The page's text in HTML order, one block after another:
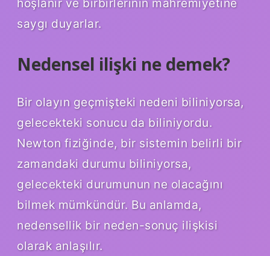
saygı duyarlar.
Nedensel ilişki ne demek?
Bir olayın geçmişteki nedeni biliniyorsa,
gelecekteki sonucu da biliniyordu.
Newton fiziğinde, bir sistemin belirli bir
zamandaki durumu biliniyorsa,
gelecekteki durumunun ne olacağını
bilmek mümkündür. Bu anlamda,
nedensellik bir neden-sonuç ilişkisi
olarak anlaşılır.